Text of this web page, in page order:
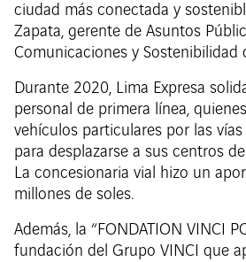
ciudad más conectada y
Zapata, gerente de Asuntos
Comunicaciones y Sostenibilidad
Durante 2020, Lima Expresa
personal de primera línea,
vehículos particulares por las
para desplazarse a sus centros
La concesionaria vial hizo un
millones de soles.
Además, la “FONDATION VINCI
fundación del Grupo VINCI que